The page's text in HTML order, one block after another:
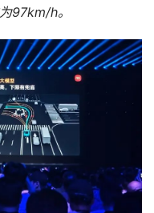
97km/h。